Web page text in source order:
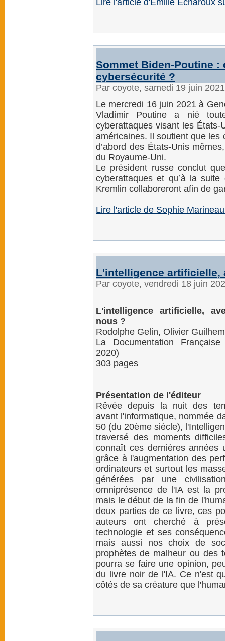
Lire l'article d'Emilie Echaroux
Sommet Biden-Poutine
cybersécurité ?
Par coyote, samedi 19 juin
Le mercredi 16 juin 2021 à
Vladimir Poutine a nié
cyberattaques visant les
américaines. Il soutient que les
d’abord des États-Unis
du Royaume-Uni.
Le président russe conclut
cyberattaques et qu’à la
Kremlin collaboreront afin de
Lire l'article de Sophie
L'intelligence artificielle,
Par coyote, vendredi 18 juin
L'intelligence artificielle,
nous ?
Rodolphe Gelin, Olivier Guilhem
La Documentation
2020)
303 pages
Présentation de l'éditeur
Rêvée depuis la nuit des
avant l'informatique, nommée
50 (du 20ème siècle),
traversé des moments
connaît ces dernières années
grâce à l'augmentation des
ordinateurs et surtout les
générées par une
omniprésence de l'IA est la
mais le début de la fin de
deux parties de ce livre, ces
auteurs ont cherché à
technologie et ses
mais aussi nos choix de
prophètes de malheur ou des
pourra se faire une opinion,
du livre noir de l'IA. Ce n'est
côtés de sa créature que